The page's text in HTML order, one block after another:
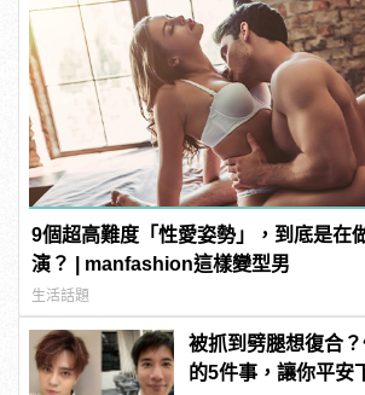
9個超高難度「性愛姿勢」，到底是在
演？ | manfashion這樣變型男
生活話題
被抓到劈腿想復合
的5件事，讓你平安